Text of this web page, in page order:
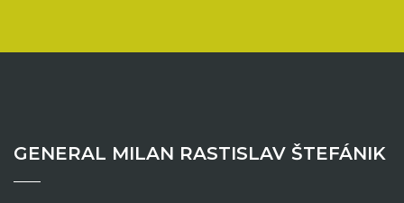
GENERAL MILAN RASTISLAV ŠTEFÁNIK